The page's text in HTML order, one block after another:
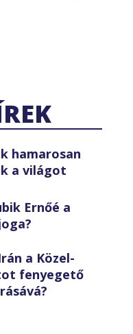
hamarosan
a világot
Ernőé a
a Közel-
fenyegető